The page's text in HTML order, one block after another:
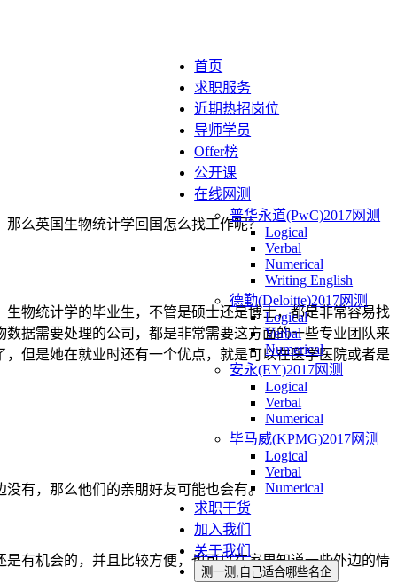
首页
求职服务
近期热招岗位
导师学员
Offer榜
公开课
在线网测
普华永道(PwC)2017网测
Logical
Verbal
Numerical
Writing English
德勤(Deloitte)2017网测
Logical
Verbal
Numerical
安永(EY)2017网测
Logical
Verbal
Numerical
毕马威(KPMG)2017网测
Logical
Verbal
Numerical
求职干货
加入我们
关于我们
测一测,自己适合哪些名企
么英国生物统计学回国怎么找工作呢?
物统计学的毕业生，不管是硕士还是博士，都是非常容易找
据需要处理的公司，都是非常需要这方面的一些专业团队来
但是她在就业时还有一个优点，就是可以在医学医院或者是
有，那么他们的亲朋好友可能也会有。
有机会的，并且比较方便，也可以在家里知道一些外边的情